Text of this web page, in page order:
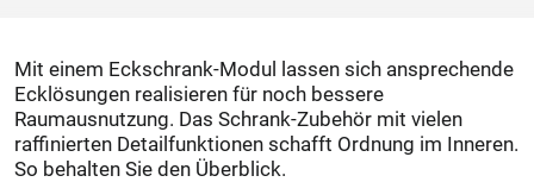
Mit einem Eckschrank-Modul lassen sich ansprechende
Ecklösungen realisieren für noch bessere
Raumausnutzung. Das Schrank-Zubehör mit vielen
raffinierten Detailfunktionen schafft Ordnung im Inneren.
So behalten Sie den Überblick.